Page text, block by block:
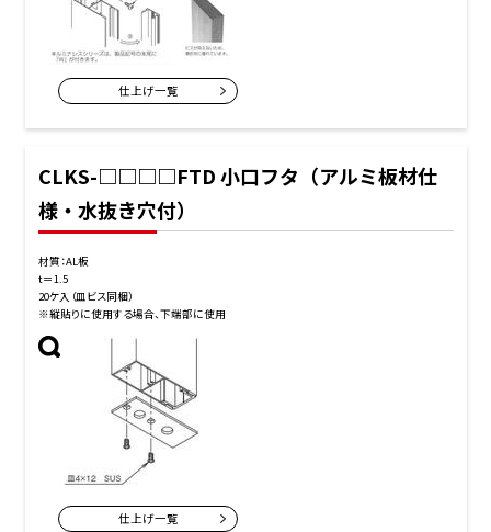
仕上げ一覧
CLKS-□□□□FTD 小口フタ（アルミ板材仕
様・水抜き穴付）
材質：AL板
t＝1.5
20ケ入（皿ビス同梱）
※縦貼りに使用する場合、下端部に使用
仕上げ一覧